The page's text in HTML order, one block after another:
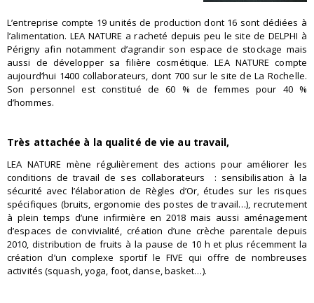
L’entreprise compte 19 unités de production dont 16 sont dédiées à
l’alimentation. LEA NATURE a racheté depuis peu le site de DELPHI à
Périgny afin notamment d’agrandir son espace de stockage mais
aussi de développer sa filière cosmétique. LEA NATURE compte
aujourd’hui 1400 collaborateurs, dont 700 sur le site de La Rochelle.
Son personnel est constitué de 60 % de femmes pour 40 %
d’hommes.
Très attachée à la qualité de vie au travail,
LEA NATURE mène régulièrement des actions pour améliorer les
conditions de travail de ses collaborateurs : sensibilisation à la
sécurité avec l’élaboration de Règles d’Or, études sur les risques
spécifiques (bruits, ergonomie des postes de travail…), recrutement
à plein temps d’une infirmière en 2018 mais aussi aménagement
d’espaces de convivialité,création d’une crèche parentale depuis
2010,distribution de fruits à la pause de 10 h et plusrécemment la
création d’un complexe sportif le FIVE qui offre de nombreuses
activités (squash, yoga, foot, danse, basket…).